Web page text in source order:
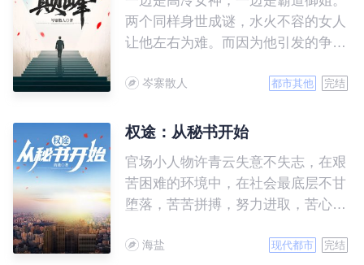
两个同样身世成谜，水火不容的女人
让他左右为难。而因为他引发的争端
秘密……
岑寨散人 都市其他 完结
权途：从秘书开始
官场小人物许青云失意不失志，在艰
苦困难的环境中，在社会最底层不甘
堕落，苦苦拼搏，努力进取，苦心
上新的工作岗位，从此平步青云……
海盐 现代都市 完结